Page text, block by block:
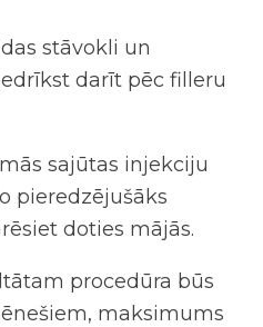
stāvokli un
darīt pēc filleru
sajūtas injekciju
pieredzējušāks
doties mājās.
procedūra būs
maksimums